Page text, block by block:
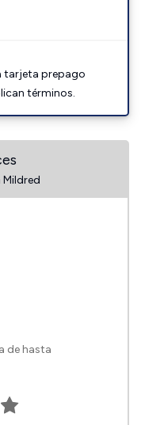
tarjeta prepago
términos.
de hasta